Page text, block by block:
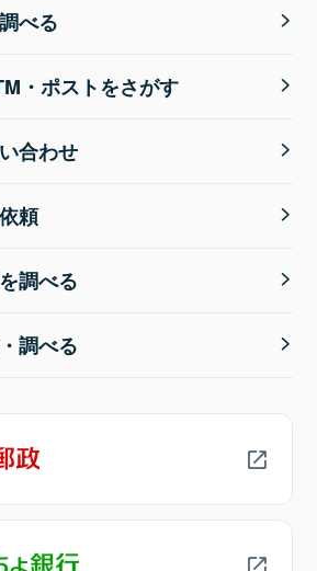
べる
・ポストをさがす
合わせ
頼
調べる
調べる